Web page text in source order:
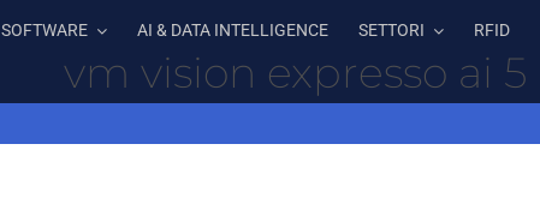
SOFTWARE AI & DATA INTELLIGENCE SETTORI RFID
vm vision expresso ai 5